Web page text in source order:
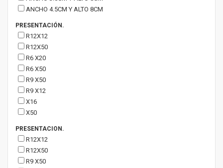
ANCHO 4.5CM Y ALTO 8CM
PRESENTACIÓN.
R12X12
R12X50
R6 X20
R6 X50
R9 X50
R9 X12
X16
X50
PRESENTACION.
R12X12
R12X50
R9 X50